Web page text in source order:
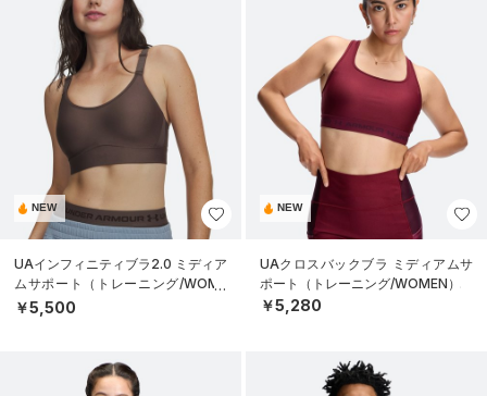
NEW
UAインフィニティブラ2.0 ミディア
ムサポート（トレーニング/WOME
N）
￥5,500
NEW
UAクロスバックブラ ミディアムサ
ポート（トレーニング/WOMEN）
￥5,280